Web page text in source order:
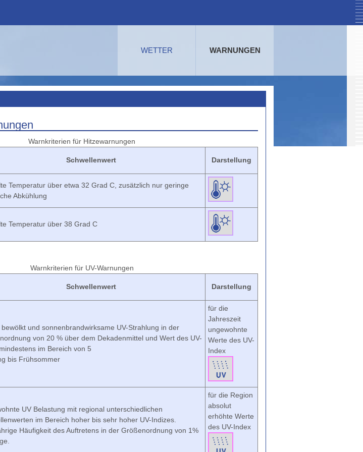
WETTER WARNUNGEN
Warnkriterien für Hitzewarnungen
Schwellenwert Darstellung
Temperatur über etwa 32 Grad C, zusätzlich nur geringe
Abkühlung
Temperatur über 38 Grad C
Warnkriterien für UV-Warnungen
Schwellenwert Darstellung
und sonnenbrandwirksame UV-Strahlung in der
von 20 % über dem Dekadenmittel und Wert des UV-
im Bereich von 5
bis Frühsommer
für die
Jahreszeit
ungewohnte
Werte des UV-
Index
UV Belastung mit regional unterschiedlichen
im Bereich hoher bis sehr hoher UV-Indizes.
Häufigkeit des Auftretens in der Größenordnung von 1%
für die Region
absolut
erhöhte Werte
des UV-Index